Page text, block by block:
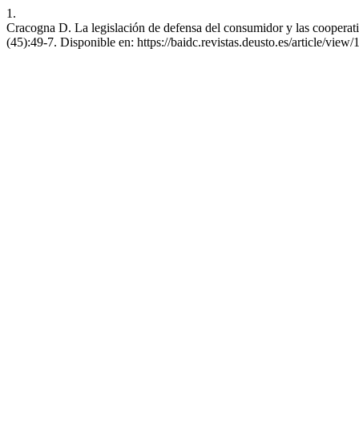
1.
Cracogna D. La legislación de defensa del consumidor y las
(45):49-7. Disponible en: https://baidc.revistas.deusto.es/article/view/